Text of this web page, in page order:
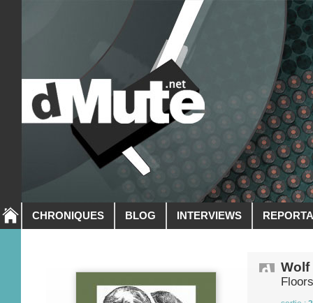
CHRONIQUES BLOG INTERVIEWS
Wolf
Floors